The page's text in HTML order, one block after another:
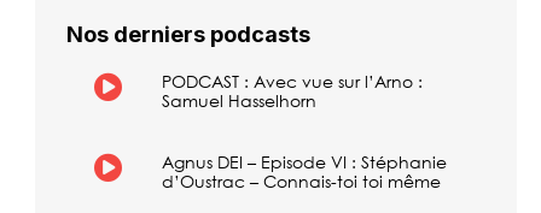
Nos derniers podcasts
PODCAST : Avec vue sur l’Arno :
Samuel Hasselhorn
Agnus DEI – Episode VI : Stéphanie
d’Oustrac – Connais-toi toi même